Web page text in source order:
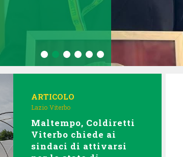
ARTICOLO
Lazio Viterbo
Maltempo, Coldiretti
Viterbo chiede ai
sindaci di attivarsi